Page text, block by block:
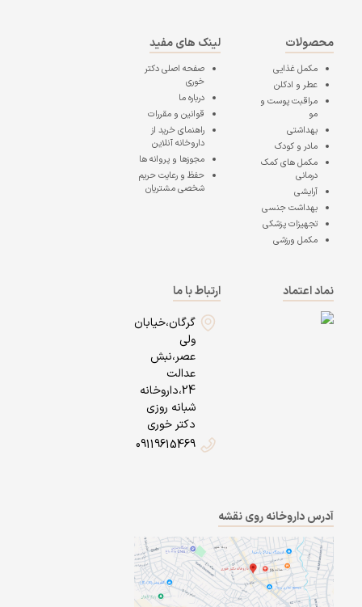
محصولات
مکمل غذایی
عطر و ادکلن
مراقبت پوست و
مو
بهداشتی
مادر و کودک
مکمل های کمک
درمانی
آرایشی
بهداشت جنسی
تجهیزات پزشکی
مکمل ورزشی
لینک های مفید
صفحه اصلیدکتر
خوری
درباره ما
قوانین و مقررات
راهنمای خرید از
داروخانه آنلاین
مجوزها و پروانه ها
حفظ و رعایت حریم
شخصی مشتریان
نماد اعتماد
ارتباط با ما
گرگان،خیابان
ولی
عصر،نبش
عدالت
24،داروخانه
شبانه روزی
دکتر خوری
09119615469
آدرس داروخانه روی نقشه